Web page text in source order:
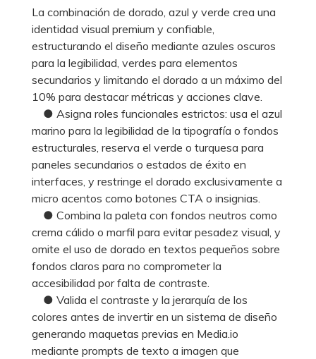
La combinación de dorado, azul y verde crea una
identidad visual premium y confiable,
estructurando el diseño mediante azules oscuros
para la legibilidad, verdes para elementos
secundarios y limitando el dorado a un máximo del
10% para destacar métricas y acciones clave.
● Asigna roles funcionales estrictos: usa el azul
marino para la legibilidad de la tipografía o fondos
estructurales, reserva el verde o turquesa para
paneles secundarios o estados de éxito en
interfaces, y restringe el dorado exclusivamente a
micro acentos como botones CTA o insignias.
● Combina la paleta con fondos neutros como
crema cálido o marfil para evitar pesadez visual, y
omite el uso de dorado en textos pequeños sobre
fondos claros para no comprometer la
accesibilidad por falta de contraste.
● Valida el contraste y la jerarquía de los
colores antes de invertir en un sistema de diseño
generando maquetas previas en Media.io
mediante prompts de texto a imagen que